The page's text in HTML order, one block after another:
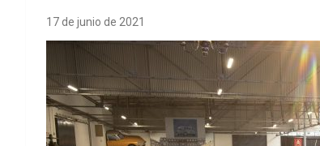
17 de junio de 2021